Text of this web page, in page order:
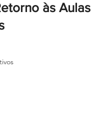
às Aulas